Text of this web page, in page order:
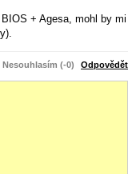
+ Agesa, mohl by mi
brzke dobe
RX 6600 XT popripade
drazsi 7700XT pro
uskrcen. 7800XT je
(PCIe 4.0).
Nesouhlasím (-0) Odpovědět